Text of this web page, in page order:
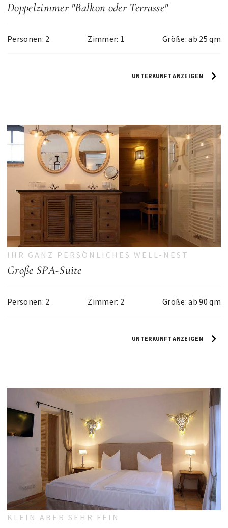
Doppelzimmer "Balkon oder Terrasse"
Personen: 2 Zimmer: 1 Größe: ab 25 qm
UNTERKUNFT ANZEIGEN
IHR GANZ PERSÖNLICHES WELL-NEST
Große SPA-Suite
Personen: 2 Zimmer: 2 Größe: ab 90 qm
UNTERKUNFT ANZEIGEN
KLEIN ABER SEHR FEIN